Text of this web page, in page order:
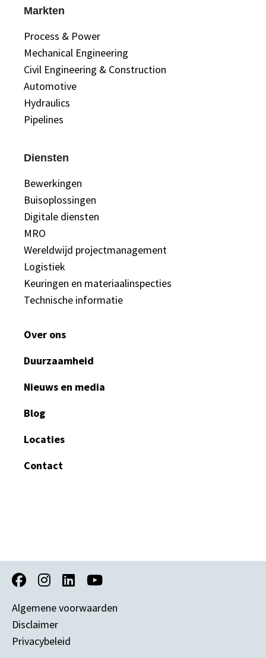
Markten
Process & Power
Mechanical Engineering
Civil Engineering & Construction
Automotive
Hydraulics
Pipelines
Diensten
Bewerkingen
Buisoplossingen
Digitale diensten
MRO
Wereldwijd projectmanagement
Logistiek
Keuringen en materiaalinspecties
Technische informatie
Over ons
Duurzaamheid
Nieuws en media
Blog
Locaties
Contact
Algemene voorwaarden
Disclaimer
Privacybeleid